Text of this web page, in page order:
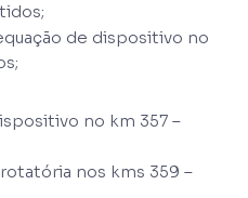
de dispositivo no
no km 357 –
nos kms 359 –